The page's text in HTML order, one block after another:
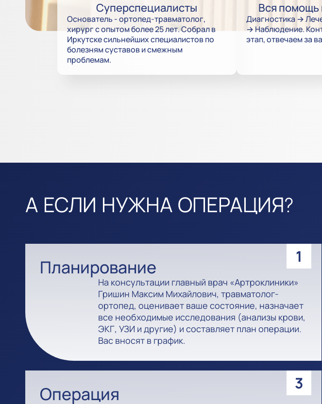
Суперспециалисты
Основатель - ортопед-травматолог,
хирург с опытом более 25 лет. Собрал в
Иркутске сильнейших специалистов по
болезням суставов и смежным
проблемам.
Вся помощь
Диагностика →
→ Наблюдение.
этап, отвечаем за
А ЕСЛИ НУЖНА ОПЕРАЦИЯ?
1
Планирование
На консультации главный врач «Артроклиники»
Гришин Максим Михайлович, травматолог-
ортопед, оценивает ваше состояние, назначает
все необходимые исследования (анализы крови,
ЭКГ, УЗИ и другие) и составляет план операции.
Вас вносят в график.
3
Операция